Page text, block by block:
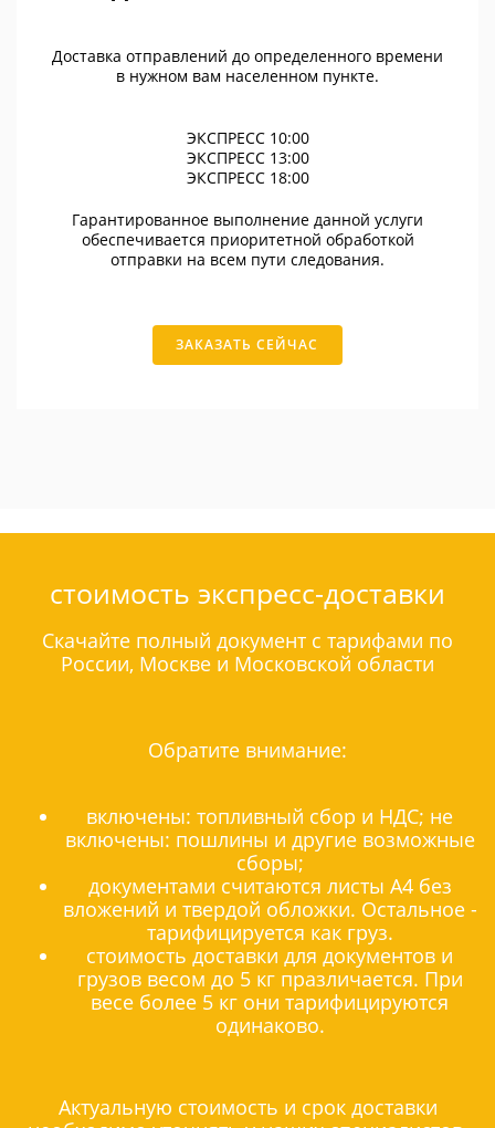
Доставка отправлений до определенного времени
в нужном вам населенном пункте.
ЭКСПРЕСС 10:00
ЭКСПРЕСС 13:00
ЭКСПРЕСС 18:00
Гарантированное выполнение данной услуги
обеспечивается приоритетной обработкой
отправки на всем пути следования.
ЗАКАЗАТЬ СЕЙЧАС
стоимость экспресс-доставки
Скачайте полный документ с тарифами по
России, Москве и Московской области
Обратите внимание:
включены: топливный сбор и НДС; не
включены: пошлины и другие возможные
сборы;
документами считаются листы А4 без
вложений и твердой обложки. Остальное -
тарифицируется как груз.
стоимость доставки для документов и
грузов весом до 5 кг празличается. При
весе более 5 кг они тарифицируются
одинаково.
Актуальную стоимость и срок доставки